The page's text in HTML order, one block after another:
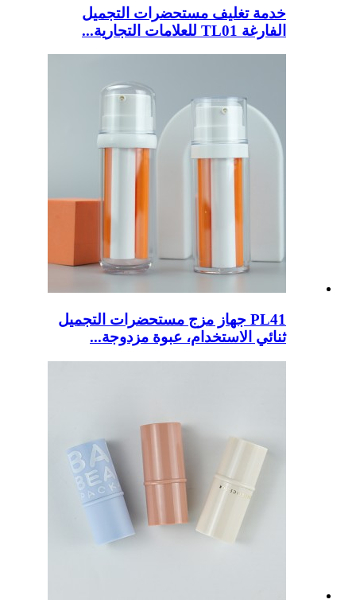
خدمة تغليف مستحضرات التجميل
الفارغة TL01 للعلامات التجارية...
PL41 جهاز مزج مستحضرات التجميل
ثنائي الاستخدام، عبوة مزدوجة...